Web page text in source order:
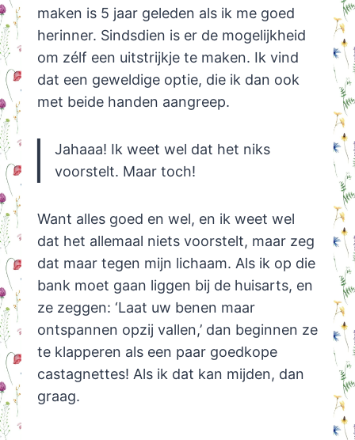
maken is 5 jaar geleden als ik me goed
herinner. Sindsdien is er de mogelijkheid
om zélf een uitstrijkje te maken. Ik vind
dat een geweldige optie, die ik dan ook
met beide handen aangreep.
Jahaaa! Ik weet wel dat het niks
voorstelt. Maar toch!
Want alles goed en wel, en ik weet wel
dat het allemaal niets voorstelt, maar zeg
dat maar tegen mijn lichaam. Als ik op die
bank moet gaan liggen bij de huisarts, en
ze zeggen: ‘Laat uw benen maar
ontspannen opzij vallen,’ dan beginnen ze
te klapperen als een paar goedkope
castagnettes! Als ik dat kan mijden, dan
graag.